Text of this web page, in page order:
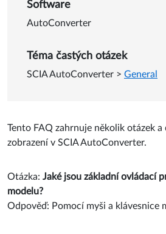
Software
AutoConverter
Téma častých otázek
SCIA AutoConverter > General
Tento FAQ zahrnuje několik otázek
zobrazení v SCIA AutoConverter.
Otázka: Jaké jsou základní ovládací
modelu?
Odpověď: Pomocí myši a klávesnice